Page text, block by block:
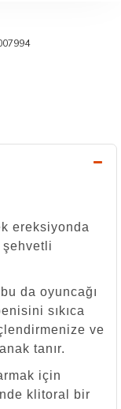
ereksiyonda
şehvetli
da oyuncağı
sıkıca
ve
tanır.
için
klitoral bir